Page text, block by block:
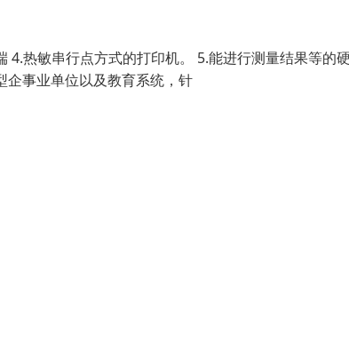
热敏串行点方式的打印机。 5.能进行测量结果等的
企事业单位以及教育系统，针